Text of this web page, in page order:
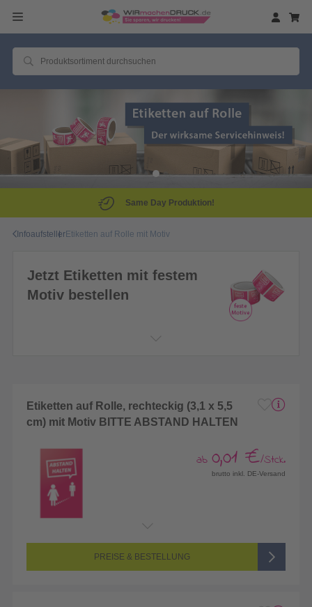
Same Day Produktion!
InfoaufstellerEtiketten auf Rolle mit Motiv
Jetzt Etiketten mit festem
Motiv bestellen
Etiketten auf Rolle, rechteckig (3,1 x 5,5
cm) mit Motiv BITTE ABSTAND HALTEN
ab 0,01 €/Stck.
brutto inkl. DE-Versand
PREISE & BESTELLUNG